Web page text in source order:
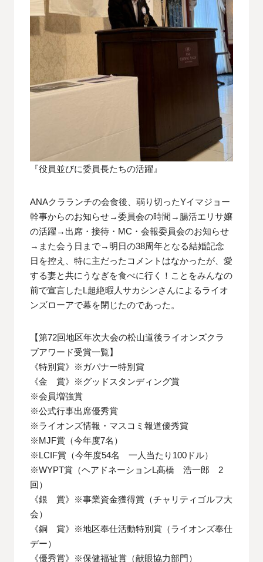
『役員並びに委員長たちの活躍』
ANAクラランチの会食後、弱り切ったYイマジョー
幹事からのお知らせ→委員会の時間→腸活エリサ嬢
の活躍→出席・接待・MC・会報委員会のお知らせ
→また会う日まで→明日の38周年となる結婚記念
日を控え、特に主だったコメントはなかったが、愛
する妻と共にうなぎを食べに行く！ことをみんなの
前で宣言したL超絶暇人サカシンさんによるライオ
ンズローアで幕を閉じたのであった。
【第72回地区年次大会の松山道後ライオンズクラ
ブアワード受賞一覧】
《特別賞》※ガバナー特別賞
《金 賞》※グッドスタンディング賞
※会員増強賞
※公式行事出席優秀賞
※ライオンズ情報・マスコミ報道優秀賞
※MJF賞（今年度7名）
※LCIF賞（今年度54名 一人当たり100ドル）
※WYPT賞（ヘアドネーションL髙橋 浩一郎 2
回）
《銀 賞》※事業資金獲得賞（チャリティゴルフ大
会）
《銅 賞》※地区奉仕活動特別賞（ライオンズ奉仕
デー）
《優秀賞》※保健福祉賞（献眼協力部門）